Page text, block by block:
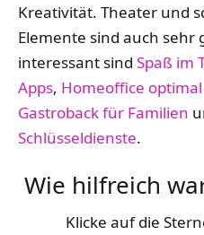
Kreativität. Theater und
Elemente sind auch sehr
interessant sind Spaß im
Apps, Homeoffice
Gastroback für Familien
Schlüsseldienste.
Wie hilfreich
Klicke auf die